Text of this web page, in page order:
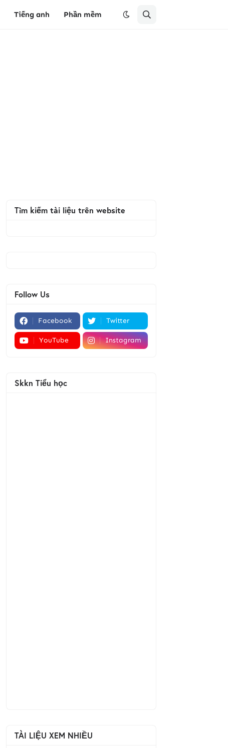
Tiếng anh Phần mềm
Tìm kiếm tài liệu trên website
Follow Us
Facebook Twitter
YouTube Instagram
Skkn Tiểu học
TÀI LIỆU XEM NHIỀU